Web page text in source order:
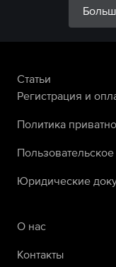
Статьи
Регистрация и
Политика
Юридические
О нас
Контакты